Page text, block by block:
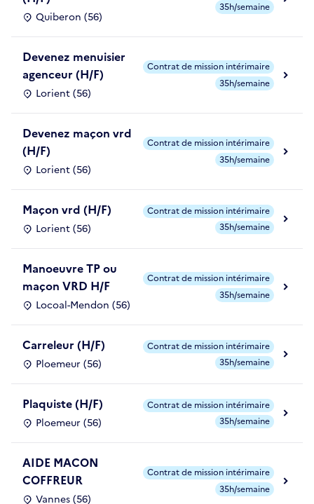
Quiberon (56)
35h/semaine
Devenez menuisier
agenceur (H/F)
Lorient (56)
Contrat de mission intérimaire
35h/semaine
Devenez maçon vrd
(H/F)
Lorient (56)
Contrat de mission intérimaire
35h/semaine
Maçon vrd (H/F)
Lorient (56)
Contrat de mission intérimaire
35h/semaine
Manoeuvre TP ou
maçon VRD H/F
Locoal-Mendon (56)
Contrat de mission intérimaire
35h/semaine
Carreleur (H/F)
Ploemeur (56)
Contrat de mission intérimaire
35h/semaine
Plaquiste (H/F)
Ploemeur (56)
Contrat de mission intérimaire
35h/semaine
AIDE MACON
COFFREUR
Vannes (56)
Contrat de mission intérimaire
35h/semaine